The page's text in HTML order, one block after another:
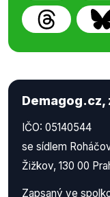
Demagog.cz,
IČO: 05140544
se sídlem
Žižkov, 130 00
Zapsaný ve